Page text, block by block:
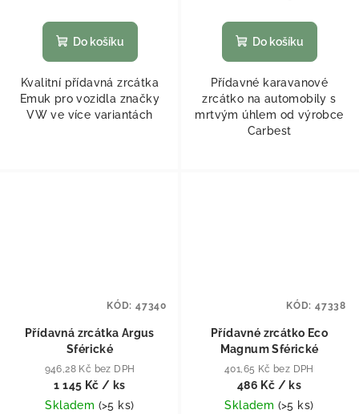
Do košíku
Kvalitní přídavná zrcátka
Emuk pro vozidla značky
VW ve více variantách
Do košíku
Přídavné karavanové
zrcátko na automobily s
mrtvým úhlem od výrobce
Carbest
Přídavná zrcátka Argus
Sférické
946,28 Kč bez DPH
1 145 Kč / ks
Skladem (>5 ks)
KÓD: 47340
Přídavné zrcátko Eco
Magnum Sférické
401,65 Kč bez DPH
486 Kč / ks
Skladem (>5 ks)
KÓD: 47338